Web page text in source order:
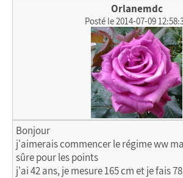
Orlanemdc
Posté le 2014-07-09
Bonjour
j'aimerais commencer le régime ww
sûre pour les points
j'ai 42 ans, je mesure 165 cm et je fais